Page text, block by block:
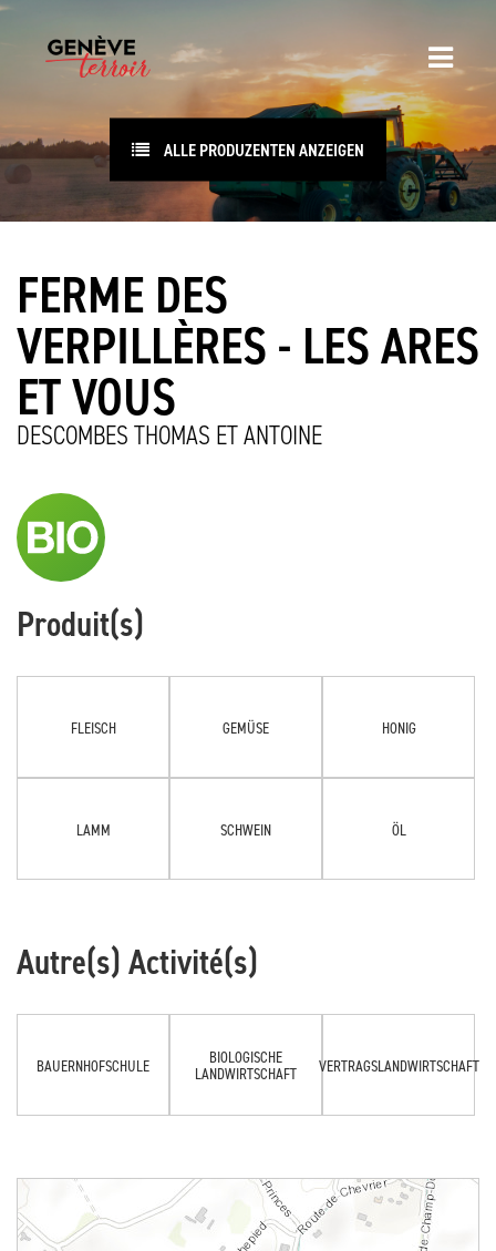
ALLE PRODUZENTEN ANZEIGEN
FERME DES
VERPILLÈRES - LES ARES
ET VOUS
DESCOMBES THOMAS ET ANTOINE
Produit(s)
FLEISCH GEMÜSE HONIG
LAMM SCHWEIN ÖL
Autre(s) Activité(s)
BAUERNHOFSCHULE
BIOLOGISCHE
LANDWIRTSCHAFT
VERTRAGSLANDWIRTSCHAFT